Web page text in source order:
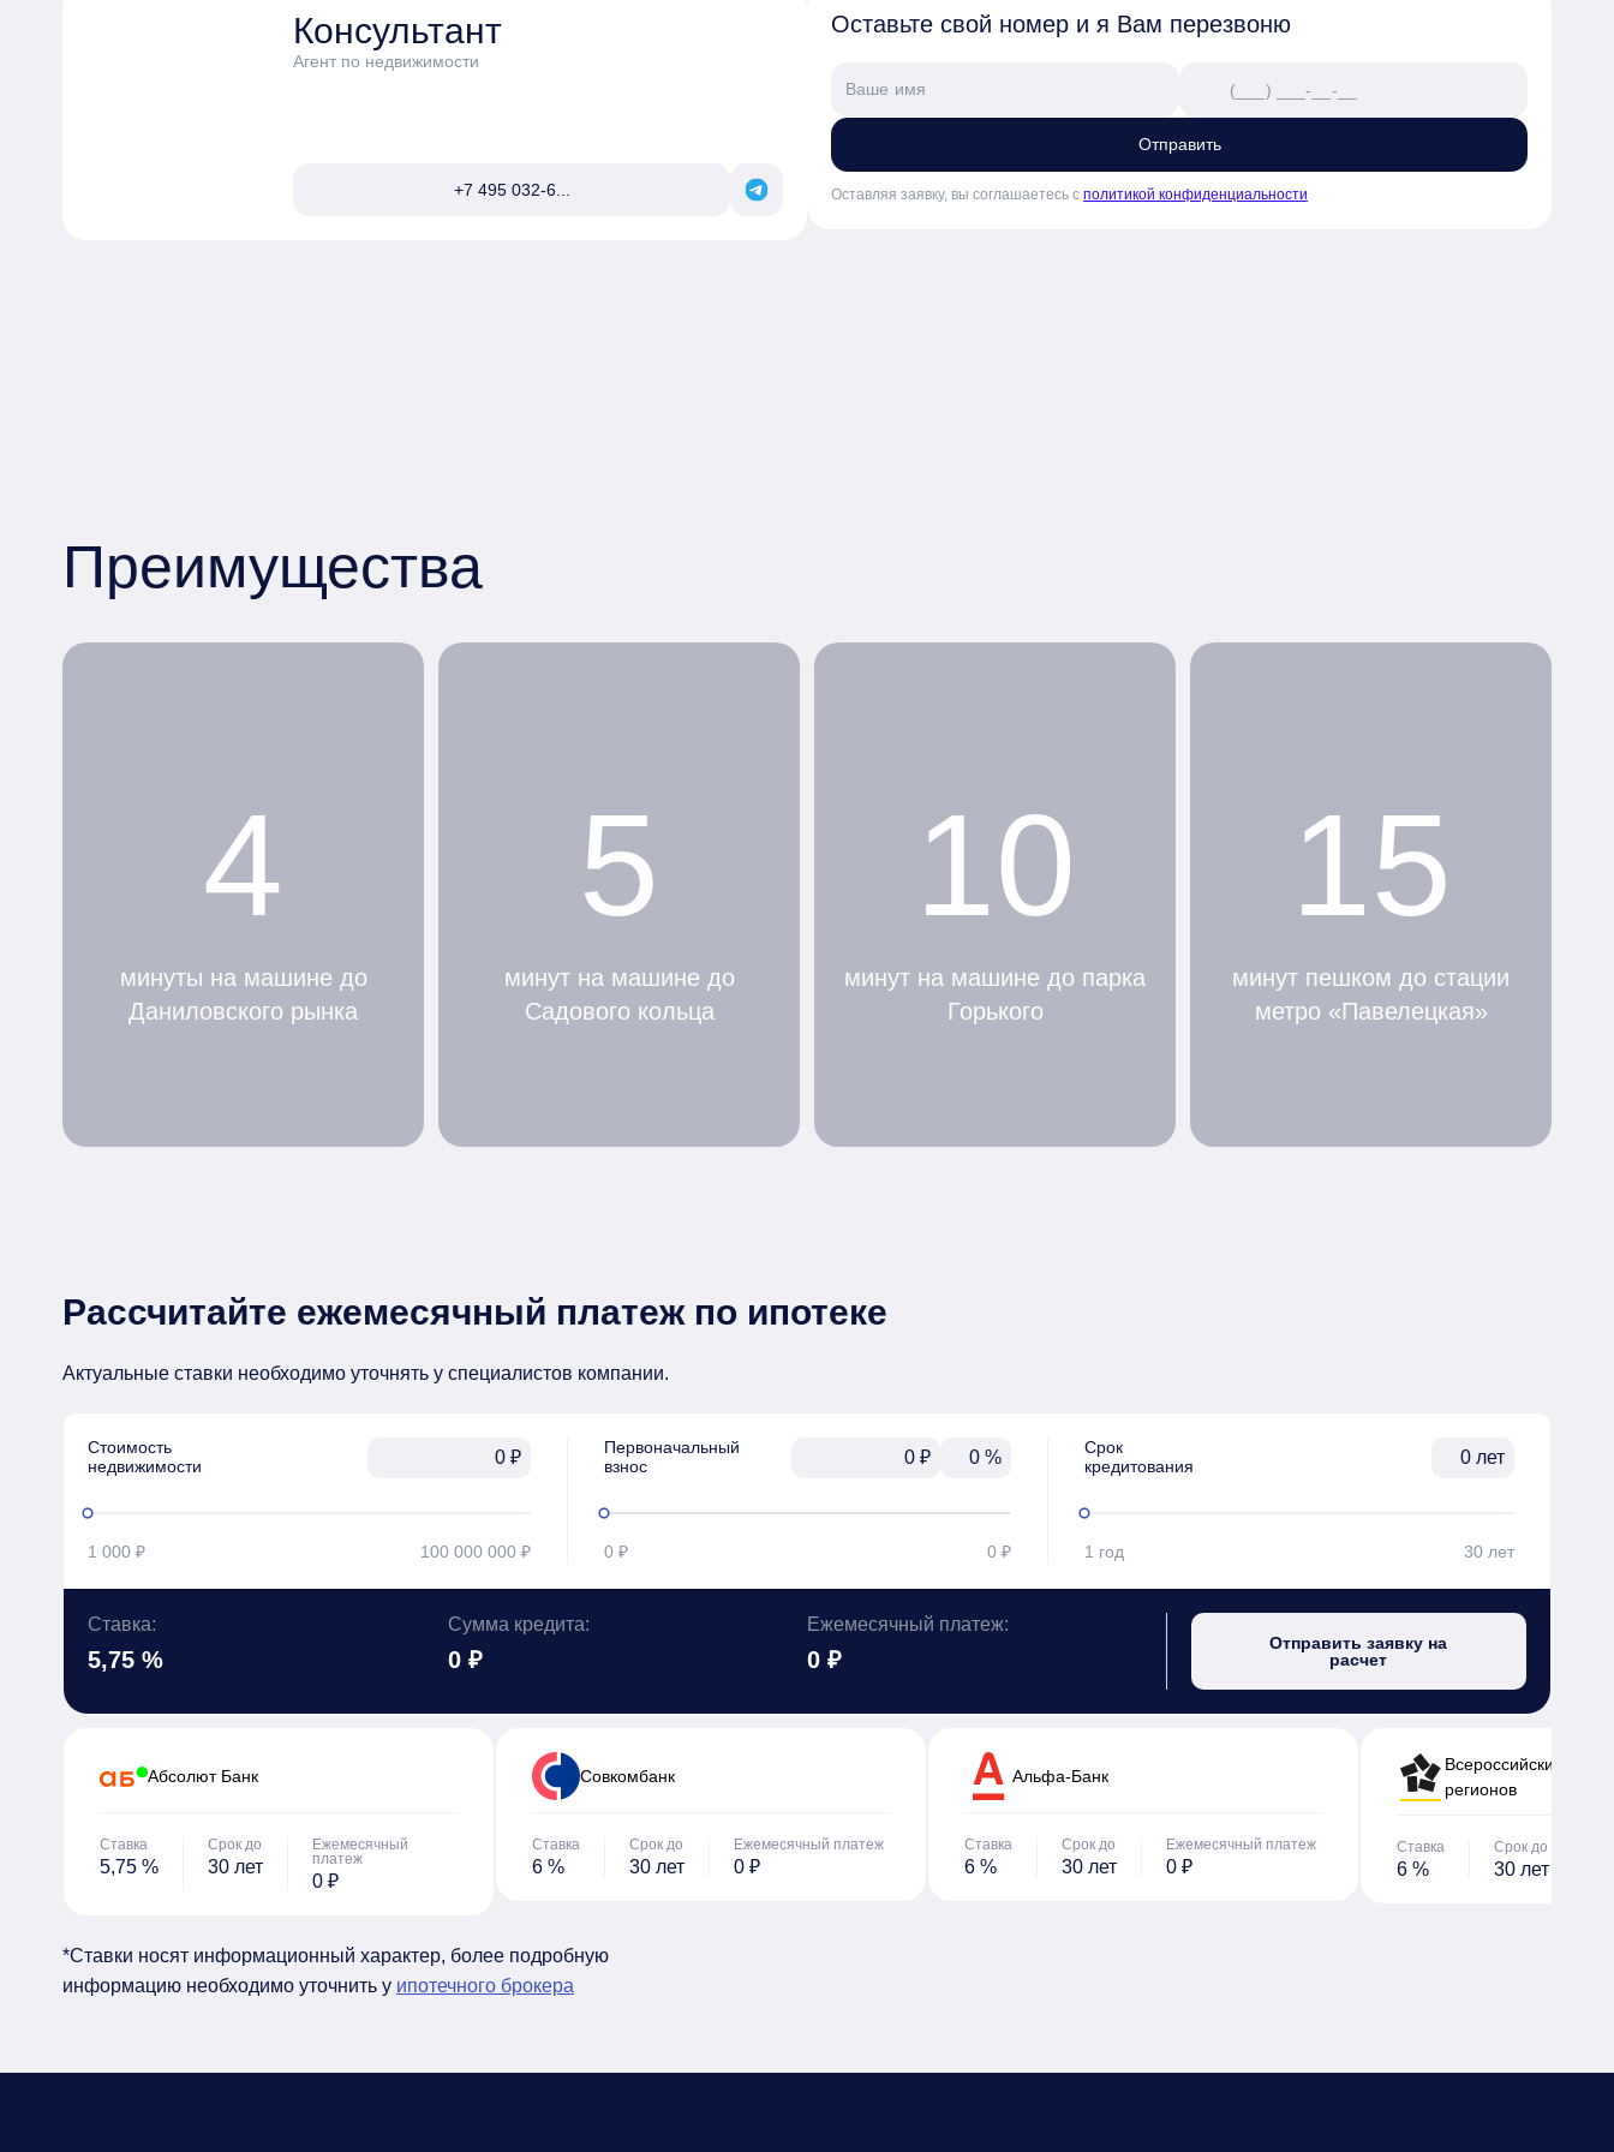
Консультант
Агент по недвижимости
+7 495 032-6...
Оставьте свой номер и я Вам перезвоню
Отправить
Оставляя заявку, вы соглашаетесь с политикой конфиденциальности
Преимущества
4
минуты на машине до
Даниловского рынка
5
минут на машине до
Садового кольца
10
минут на машине до парка
Горького
15
минут пешком до стации
метро «Павелецкая»
Рассчитайте ежемесячный платеж по ипотеке
Актуальные ставки необходимо уточнять у специалистов компании.
Стоимость
недвижимости
₽
1 000 ₽ 100 000 000 ₽
Первоначальный
взнос
₽ %
0 ₽ 0 ₽
Срок
кредитования
лет
1 год 30 лет
Ставка:
5,75 %
Сумма кредита:
0 ₽
Ежемесячный платеж:
0 ₽
Отправить заявку на
расчет
Абсолют Банк
Ставка
5,75 %
Срок до
30 лет
Ежемесячный
платеж
0 ₽
Cовкомбанк
Ставка
6 %
Срок до
30 лет
Ежемесячный платеж
0 ₽
Альфа-Банк
Ставка
6 %
Срок до
30 лет
Ежемесячный платеж
0 ₽
Всероссийский банк
регионов
Ставка
6 %
Срок до
30 лет
*Ставки носят информационный характер, более подробную
информацию необходимо уточнить у ипотечного брокера